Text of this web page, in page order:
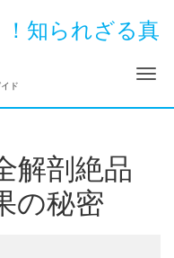
知られざる真
ド ナ
解剖絶品
の秘密